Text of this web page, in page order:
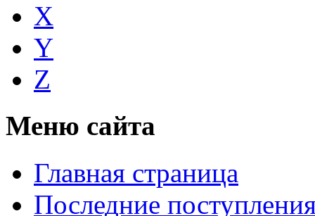
X
Y
Z
Меню сайта
Главная страница
Последние